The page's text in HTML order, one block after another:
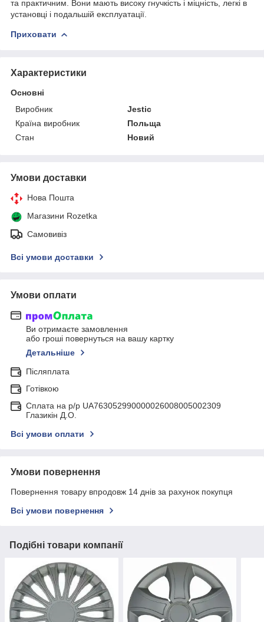
та практичним. Вони мають високу гнучкість і міцність, легкі в
установці і подальшій експлуатації.
Приховати
Характеристики
Основні
Виробник
Jestic
Країна виробник
Польща
Стан
Новий
Умови доставки
Нова Пошта
Магазини Rozetka
Самовивіз
Всі умови доставки
Умови оплати
Ви отримаєте замовлення
або гроші повернуться на вашу картку
Детальніше
Післяплата
Готівкою
Сплата на р/р UA763052990000026008005002309
Глазикін Д.О.
Всі умови оплати
Умови повернення
Повернення товару впродовж 14 днів за рахунок покупця
Всі умови повернення
Подібні товари компанії